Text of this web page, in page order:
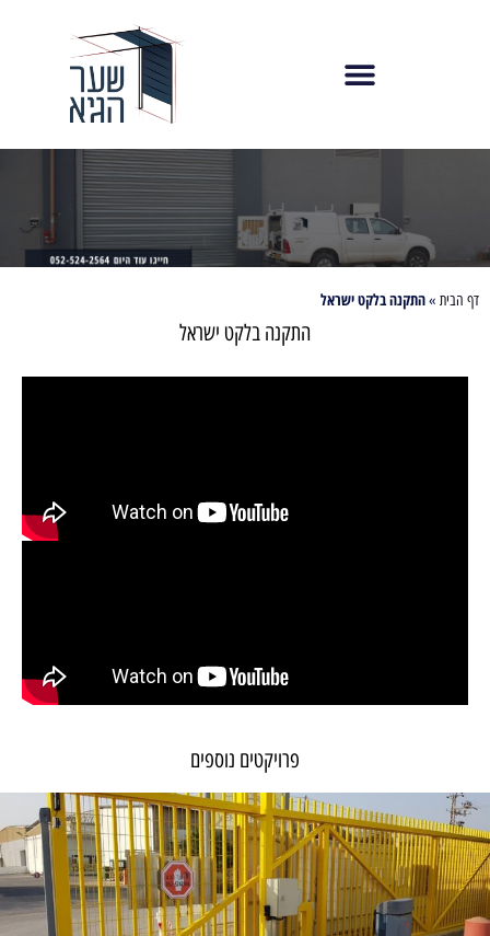
דף הבית »התקנה בלקט ישראל
התקנה בלקט ישראל
פרויקטים נוספים